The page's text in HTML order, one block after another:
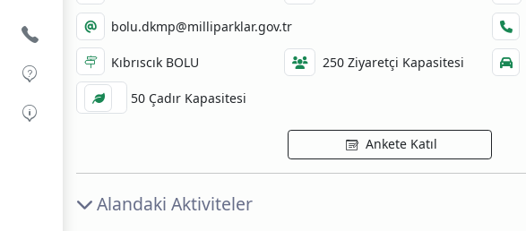
bolu.dkmp@milliparklar.gov.tr
Kıbrıscık BOLU 250 Ziyaretçi Kapasitesi
50 Çadır Kapasitesi
Ankete Katıl
Alandaki Aktiviteler